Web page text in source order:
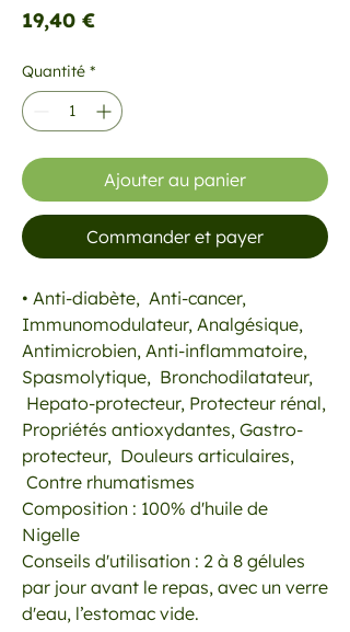
19,40 €Prix
Quantité *
Ajouter au panier
Commander et payer
• Anti-diabète, Anti-cancer,
Immunomodulateur, Analgésique,
Antimicrobien, Anti-inflammatoire,
Spasmolytique, Bronchodilatateur,
Hepato-protecteur, Protecteur rénal,
Propriétés antioxydantes, Gastro-
protecteur, Douleurs articulaires,
Contre rhumatismes
Composition : 100% d'huile de
Nigelle
Conseils d'utilisation : 2 à 8 gélules
par jour avant le repas, avec un verre
d'eau, l’estomac vide.